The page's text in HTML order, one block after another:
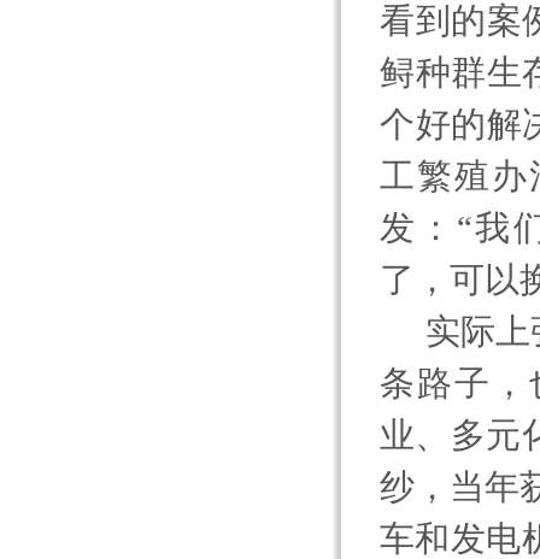
看到的案
鲟种群生
个好的解
工繁殖办
发：“我
了，可以
实际
条路子，
业、多元
纱，当年
车和发电